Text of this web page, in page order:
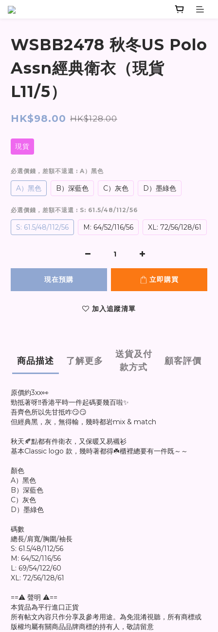
WSBB2478 秋冬US Polo
Assn經典衛衣（現貨
L11/5）
HK$98.00 HK$128.00
現貨
必選價錢，差額不退還 : A）黑色
A）黑色 B）深藍色 C）灰色 D）墨綠色
必選價錢，差額不退還 : S: 61.5/48/112/56
S: 61.5/48/112/56 M: 64/52/116/56 XL: 72/56/128/61
現在預購 立即購買
加入追蹤清單
商品描述 了解更多
送貨及付
款方式
顧客評價
原價約3xx👀
勁抵著呀‼️香港平時一件起碼要幾百啦✨
吾齊色所以先甘抵咋😏😏
但經典黑，灰，無得輸，幾時都岩mix & match
秋天🍂點都有件衛衣，又保暖又易襯衫
基本Classic logo 款，幾時著都得☘️櫃裡總要有一件既～～
顏色
A）黑色
B）深藍色
C）灰色
D）墨綠色
碼數
總長/肩寬/胸圍/袖長
S: 61.5/48/112/56
M: 64/52/116/56
L: 69/54/122/60
XL: 72/56/128/61
==⚠️ 聲明 ⚠️==
本貨品為平行進口正貨
所有帖文內容只作分享及參考用途。為免混淆視聽，所有商標或
版權均屬有關商品品牌商標的持有人，敬請留意